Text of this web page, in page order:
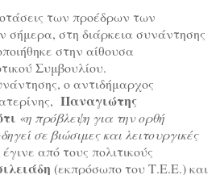
των προέδρων των
σήμερα, στη διάρκεια συνάντησης
στην αίθουσα
Συμβουλίου.
ο αντιδήμαρχος
Παναγιώτης
«η πρόβλεψη για την ορθή
σε βιώσιμες και λειτουργικές
από τους πολιτικούς
(εκπρόσωπο του Τ.Ε.Ε.) και